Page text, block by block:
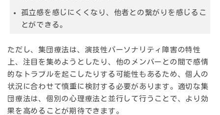
孤立感を感じにくくなり、他者との繋がりを感じるこ
とができる。
ただし、集団療法は、演技性パーソナリティ障害の特性
上、注目を集めようとしたり、他のメンバーとの間で感情
的なトラブルを起こしたりする可能性もあるため、個人の
状況に合わせて慎重に検討する必要があります。適切な集
団療法は、個別の心理療法と並行して行うことで、より効
果を高めることが期待できます。